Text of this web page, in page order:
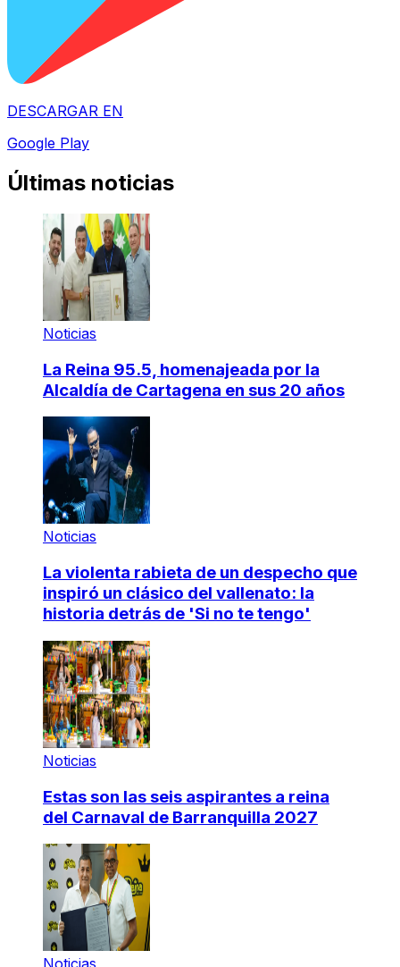
DESCARGAR EN
Google Play
Últimas noticias
Noticias
La Reina 95.5, homenajeada por la
Alcaldía de Cartagena en sus 20 años
Noticias
La violenta rabieta de un despecho que
inspiró un clásico del vallenato: la
historia detrás de 'Si no te tengo'
Noticias
Estas son las seis aspirantes a reina
del Carnaval de Barranquilla 2027